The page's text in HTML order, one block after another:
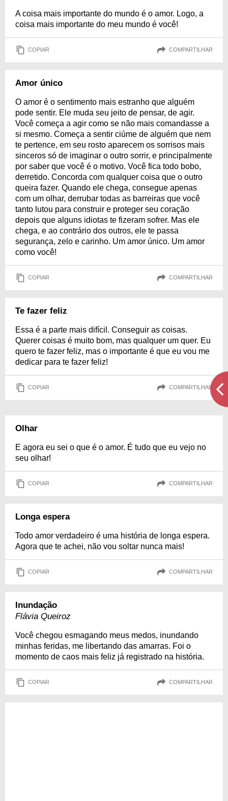
A coisa mais importante do mundo é o amor. Logo, a
coisa mais importante do meu mundo é você!
COPIAR COMPARTILHAR
Amor único
O amor é o sentimento mais estranho que alguém
pode sentir. Ele muda seu jeito de pensar, de agir.
Você começa a agir como se não mais comandasse a
si mesmo. Começa a sentir ciúme de alguém que nem
te pertence, em seu rosto aparecem os sorrisos mais
sinceros só de imaginar o outro sorrir, e principalmente
por saber que você é o motivo. Você fica todo bobo,
derretido. Concorda com qualquer coisa que o outro
queira fazer. Quando ele chega, consegue apenas
com um olhar, derrubar todas as barreiras que você
tanto lutou para construir e proteger seu coração
depois que alguns idiotas te fizeram sofrer. Mas ele
chega, e ao contrário dos outros, ele te passa
segurança, zelo e carinho. Um amor único. Um amor
como você!
COPIAR COMPARTILHAR
Te fazer feliz
Essa é a parte mais difícil. Conseguir as coisas.
Querer coisas é muito bom, mas qualquer um quer. Eu
quero te fazer feliz, mas o importante é que eu vou me
dedicar para te fazer feliz!
COPIAR COMPARTILHAR
Olhar
E agora eu sei o que é o amor. É tudo que eu vejo no
seu olhar!
COPIAR COMPARTILHAR
Longa espera
Todo amor verdadeiro é uma história de longa espera.
Agora que te achei, não vou soltar nunca mais!
COPIAR COMPARTILHAR
Inundação
Flávia Queiroz
Você chegou esmagando meus medos, inundando
minhas feridas, me libertando das amarras. Foi o
momento de caos mais feliz já registrado na história.
COPIAR COMPARTILHAR